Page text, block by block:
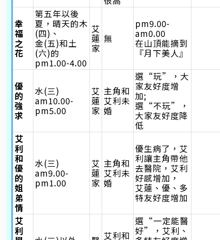
幸
福
之
花
第五年以後
夏，晴天的木
(四)、
金(五)和土
(六)的
pm1.00-4.00
艾
蓮
家
無
pm9.00-
am0.00
在山頂能摘到
『月下美人』
優
的
強
求
水(三)
am10.00-
pm5.00
艾
蓮
家
主角和
艾利未
婚
選“玩”，大
家友好度增
加;
選“不玩”，
大家友好度降
低
艾
利
和
優
的
姐
弟
情
水(三)
am9.00-
pm1.00
艾
蓮
家
主角和
艾利未
婚
優生病了，艾
利讓主角帶他
去醫院，艾利
好感增加，
艾蓮、優、多
特友好度增加
艾
利
艾利和
選“一定能醫
好”，艾利、